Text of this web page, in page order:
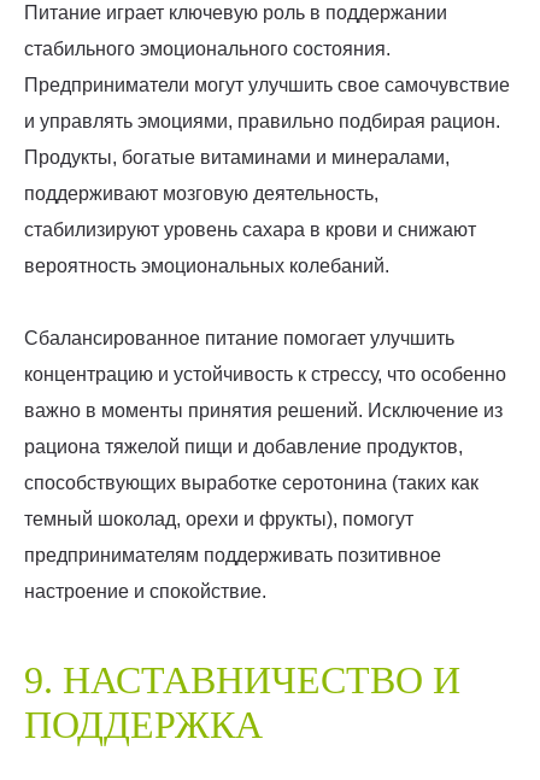
Питание играет ключевую роль в поддержании
стабильного эмоционального состояния.
Предприниматели могут улучшить свое самочувствие
и управлять эмоциями, правильно подбирая рацион.
Продукты, богатые витаминами и минералами,
поддерживают мозговую деятельность,
стабилизируют уровень сахара в крови и снижают
вероятность эмоциональных колебаний.
Сбалансированное питание помогает улучшить
концентрацию и устойчивость к стрессу, что особенно
важно в моменты принятия решений. Исключение из
рациона тяжелой пищи и добавление продуктов,
способствующих выработке серотонина (таких как
темный шоколад, орехи и фрукты), помогут
предпринимателям поддерживать позитивное
настроение и спокойствие.
9. НАСТАВНИЧЕСТВО И
ПОДДЕРЖКА